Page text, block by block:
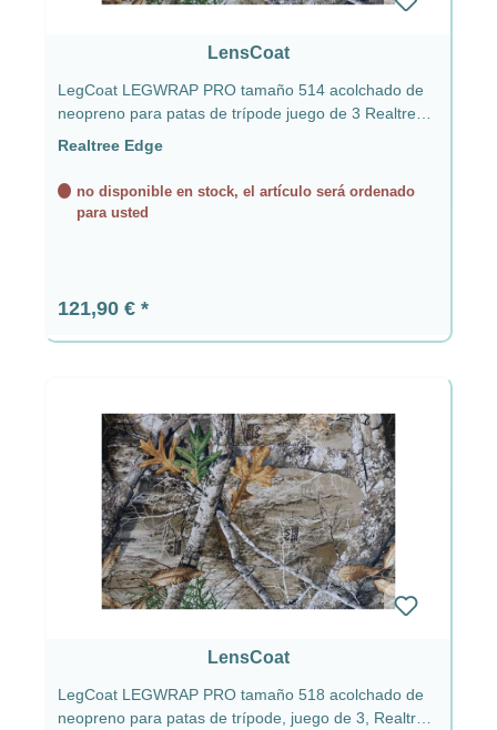
LensCoat
LegCoat LEGWRAP PRO tamaño 514 acolchado de
neopreno para patas de trípode juego de 3 Realtree
Edge
Realtree Edge
no disponible en stock, el artículo será ordenado
para usted
Precio normal:
121,90 €
LensCoat
LegCoat LEGWRAP PRO tamaño 518 acolchado de
neopreno para patas de trípode, juego de 3, Realtree